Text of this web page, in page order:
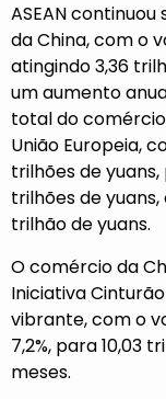
ASEAN
da China, com o
atingindo 3,36
um aumento
total do
União Europeia,
trilhões de yuans,
trilhões de yuans,
trilhão de yuans.
O comércio da
Iniciativa
vibrante, com o
7,2%, para 10,03
meses.